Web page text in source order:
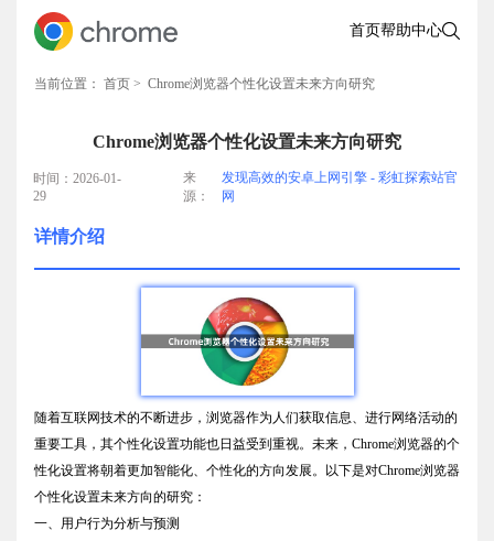
首页帮助中心
当前位置： 首页 > Chrome浏览器个性化设置未来方向研究
Chrome浏览器个性化设置未来方向研究
时间：2026-01-
29
来
源：
发现高效的安卓上网引擎 - 彩虹探索站官
网
详情介绍
随着互联网技术的不断进步，浏览器作为人们获取信息、进行网络活动的
重要工具，其个性化设置功能也日益受到重视。未来，Chrome浏览器的个
性化设置将朝着更加智能化、个性化的方向发展。以下是对Chrome浏览器
个性化设置未来方向的研究：
一、用户行为分析与预测